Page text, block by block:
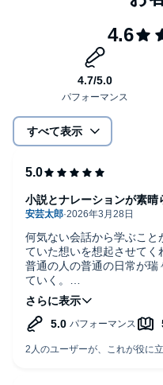
すべて表示
何気ない会話から学ぶこと
ていた想いを想起させてく
普通の人の普通の日常が
ていく。
ナレーターの方の声が本作
が来ません。
小説とナレーションが素晴